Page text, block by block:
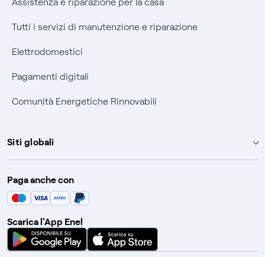
Assistenza e riparazione per la casa
Tutti i servizi di manutenzione e riparazione
Elettrodomestici
Pagamenti digitali
Comunità Energetiche Rinnovabili
Siti globali
Enel Group
Enel Green Power
Global Procurement
Gridspertise
Paga anche con
Scarica l'App Enel